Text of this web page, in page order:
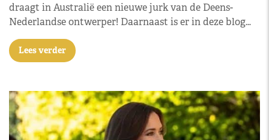
draagt in Australië een nieuwe jurk van de Deens-
Nederlandse ontwerper! Daarnaast is er in deze blog…
Lees verder